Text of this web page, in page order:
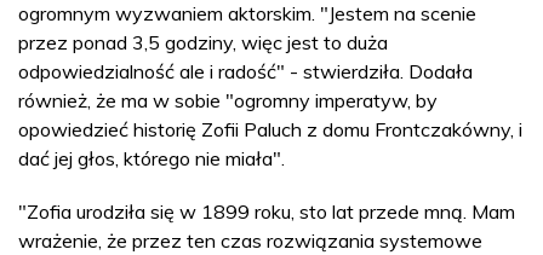
ogromnym wyzwaniem aktorskim. "Jestem na scenie
przez ponad 3,5 godziny, więc jest to duża
odpowiedzialność ale i radość" - stwierdziła. Dodała
również, że ma w sobie "ogromny imperatyw, by
opowiedzieć historię Zofii Paluch z domu Frontczakówny, i
dać jej głos, którego nie miała".
"Zofia urodziła się w 1899 roku, sto lat przede mną. Mam
wrażenie, że przez ten czas rozwiązania systemowe